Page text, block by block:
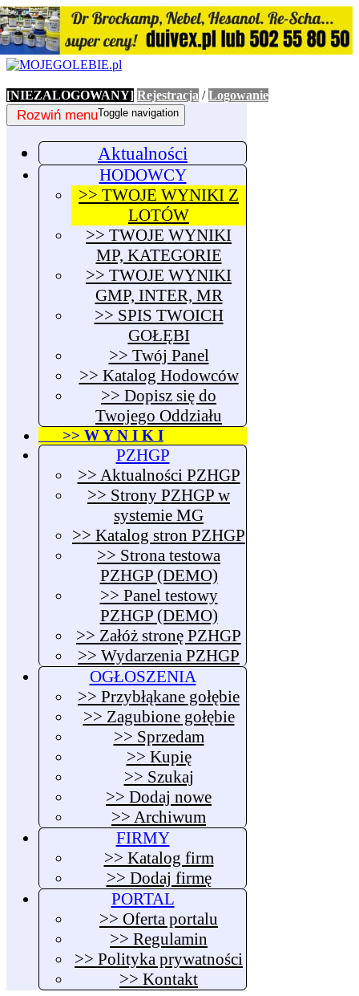
[NIEZALOGOWANY] Rejestracja /Logowanie
Toggle navigation
Rozwiń menu
Aktualności
HODOWCY
>> TWOJE WYNIKI Z
LOTÓW
>> TWOJE WYNIKI
MP, KATEGORIE
>> TWOJE WYNIKI
GMP, INTER, MR
>> SPIS TWOICH
GOŁĘBI
>> Twój Panel
>> Katalog Hodowców
>> Dopisz się do
Twojego Oddziału
>> W Y N I K I
PZHGP
>> Aktualności PZHGP
>> Strony PZHGP w
systemie MG
>> Katalog stron PZHGP
>> Strona testowa
PZHGP (DEMO)
>> Panel testowy
PZHGP (DEMO)
>> Załóż stronę PZHGP
>> Wydarzenia PZHGP
OGŁOSZENIA
>> Przybłąkane gołębie
>> Zagubione gołębie
>> Sprzedam
>> Kupię
>> Szukaj
>> Dodaj nowe
>> Archiwum
FIRMY
>> Katalog firm
>> Dodaj firmę
PORTAL
>> Oferta portalu
>> Regulamin
>> Polityka prywatności
>> Kontakt